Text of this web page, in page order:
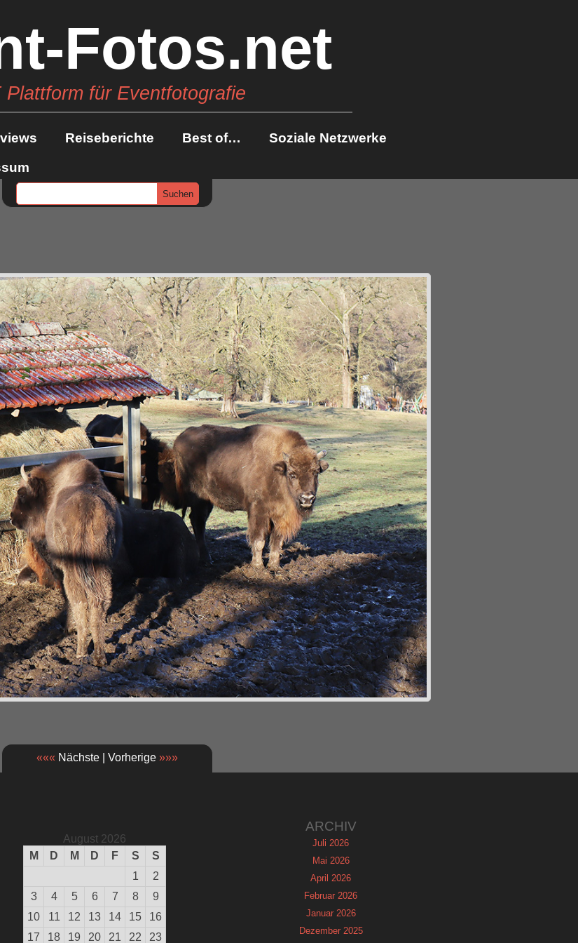
Fotos.net
Plattform für Eventfotografie
Reiseberichte Best of…
Soziale Netzwerke
««« Nächste | Vorherige »»»
August 2026
M
D M D F S
S
1
2
3
4 5 6 7 8
9
10
11 12 13 14 15
16
17
18 19 20 21 22 23
ARCHIV
Juli 2026
Mai 2026
April 2026
Februar 2026
Januar 2026
Dezember 2025